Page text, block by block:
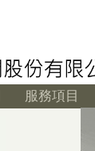
服務項目